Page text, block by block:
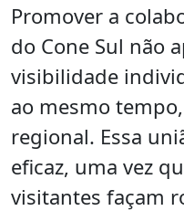
Promover a
do Cone Sul não
visibilidade
ao mesmo
regional. Essa
eficaz, uma vez
visitantes façam